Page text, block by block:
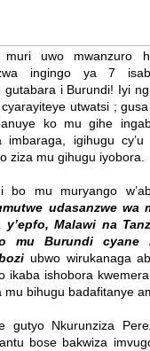
muri uwo mwanzuro
ingingo ya 7
gutabara i Burundi! Iyi
cyarayiteye utwatsi ;
ko mu gihe
imbaraga, igihugu cy’u
ziza mu gihugu iyobora.
bo mu muryango
udasanzwe wa
y’epfo, Malawi na
mu Burundi cyane
ubwo wirukanaga
ikaba ishobora
bihugu badafitanye
gutyo Nkurunziza
bose bakwiza